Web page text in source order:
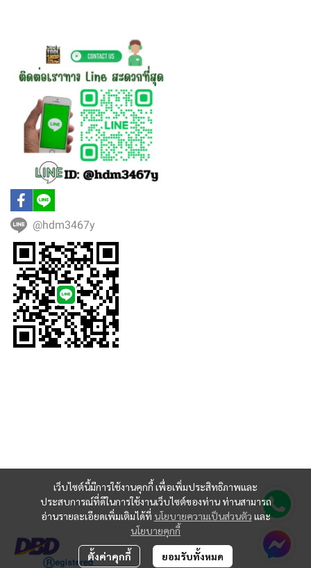
เว็บไซต์นี้มีการใช้งานคุกกี้ เพื่อเพิ่มประสิทธิภาพและ
ประสบการณ์ที่ดีในการใช้งานเว็บไซต์ของท่าน ท่านสามารถ
อ่านรายละเอียดเพิ่มเติมได้ที่ นโยบายความเป็นส่วนตัว และ
นโยบายคุกกี้
ตั้งค่าคุกกี้ ยอมรับทั้งหมด
@hdm3467y